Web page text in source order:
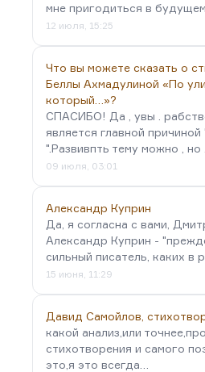
мне пригодиться в
12 июля, 15:25
Что вы можете сказать о
Беллы Ахмадулиной «По
который…»?
СПАСИБО! Да , увы .
является главной
".Развивпть тему можно , но
09 июля, 03:01
Александр Куприн
Да, я согласна с вами,
Александр Куприн -
сильный писатель, каких в
15 июня, 11:29
Давид Самойлов,
какой анализ,или
стихотворения и самого
это,я это всегда…